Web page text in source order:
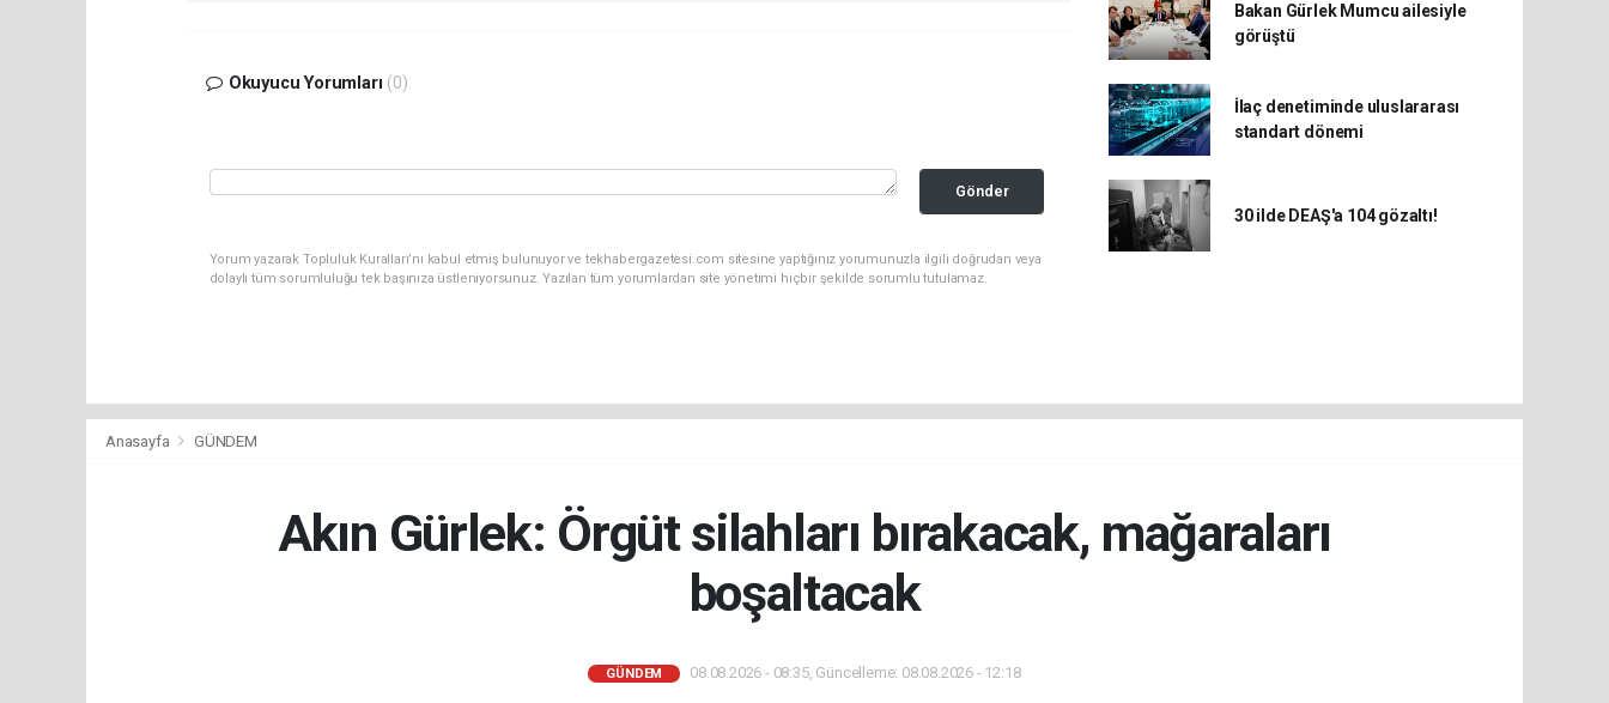
Okuyucu Yorumları (0)
Gönder
Yorum yazarak Topluluk Kuralları’nı kabul etmiş bulunuyor ve tekhabergazetesi.com sitesine yaptığınız yorumunuzla ilgili doğrudan veya
dolaylı tüm sorumluluğu tek başınıza üstleniyorsunuz. Yazılan tüm yorumlardan site yönetimi hiçbir şekilde sorumlu tutulamaz.
Bakan Gürlek Mumcu ailesiyle
görüştü
İlaç denetiminde uluslararası
standart dönemi
30 ilde DEAŞ'a 104 gözaltı!
Anasayfa GÜNDEM
Akın Gürlek: Örgüt silahları bırakacak, mağaraları
boşaltacak
GÜNDEM 08.08.2026 - 08:35, Güncelleme: 08.08.2026 - 12:18